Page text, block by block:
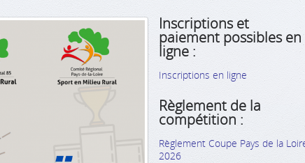
Inscriptions et
paiement possibles en
ligne :
Inscriptions en ligne
Règlement de la
compétition :
Règlement Coupe Pays de la
2026